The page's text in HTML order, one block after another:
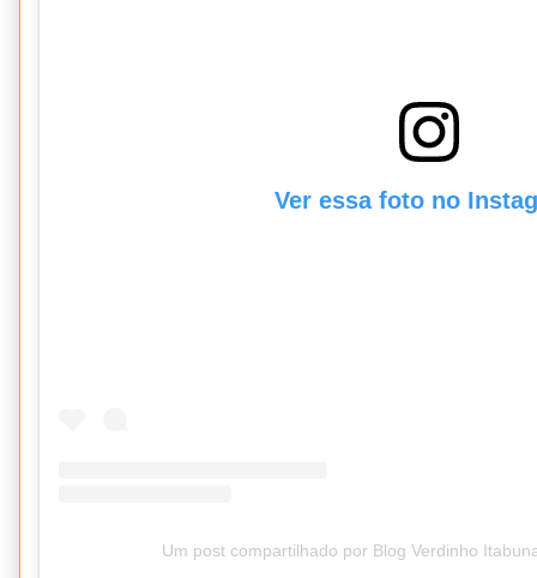
Ver essa foto no
Um post compartilhado por Blog Verdinho